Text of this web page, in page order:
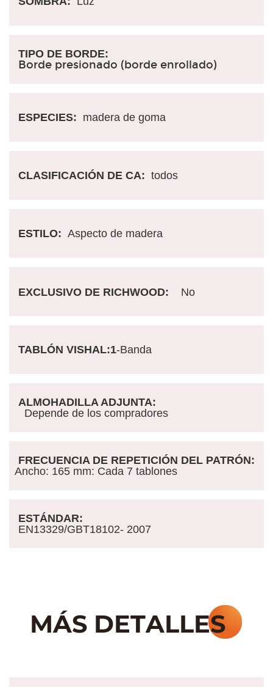
TIPO DE BORDE:
Borde presionado (borde enrollado)
ESPECIES: madera de goma
CLASIFICACIÓN DE CA: todos
ESTILO: Aspecto de madera
EXCLUSIVO DE RICHWOOD: No
TABLÓN VISHAL:1-Banda
ALMOHADILLA ADJUNTA:
Depende de los compradores
FRECUENCIA DE REPETICIÓN DEL PATRÓN:
Ancho: 165 mm: Cada 7 tablones
ESTÁNDAR:
EN13329/GBT18102- 2007